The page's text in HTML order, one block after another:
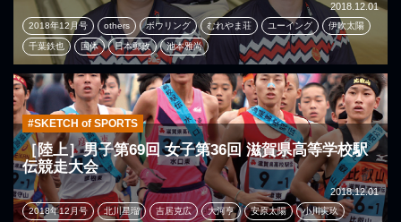
2018.12.01
2018年12月号 others ボウリング むれやま荘 ユーイング 伊吹太陽
千葉鉄也 国体 日本郵政 池本雅尚
#SKETCH of SPORTS
［陸上］男子第69回 女子第36回 滋賀県高等学校駅
伝競走大会
2018.12.01
2018年12月号 北川星瑠 吉居克広 大河亨 安原太陽 小川実玖